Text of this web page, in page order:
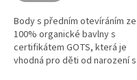
Body s předním otevíráním ze
100% organické bavlny s
certifikátem GOTS, která je
vhodná pro děti od narození s